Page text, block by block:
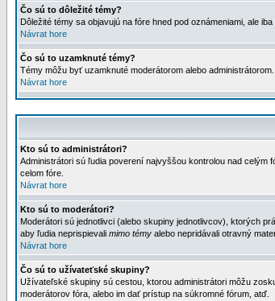
Čo sú to dôležité témy?
Dôležité témy sa objavujú na fóre hned pod oznámeniami, ale
Návrat hore
Čo sú to uzamknuté témy?
Témy môžu byť uzamknuté moderátorom alebo
Návrat hore
Kto sú to administrátori?
Administrátori sú ľudia poverení najvyššou kontrolou nad
celom fóre.
Návrat hore
Kto sú to moderátori?
Moderátori sú jednotlivci (alebo skupiny jednotlivcov), ktorých
aby ľudia neprispievali mimo témy alebo nepridávali otravný
Návrat hore
Čo sú to užívateťské skupiny?
Užívateľské skupiny sú cestou, ktorou administrátori môžu
moderátorov fóra, alebo im dať prístup na súkromné fórum, atď.